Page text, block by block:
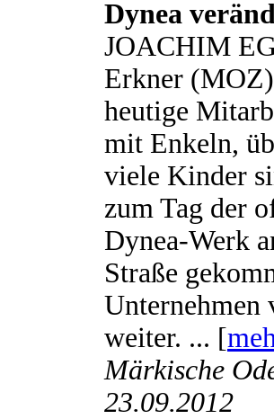
Dynea
JOACHIM
Erkner
heutige
mit Enkeln,
viele Kinder
zum Tag der
Dynea-Werk
Straße
Unternehmen
weiter. ... [
Märkische
23.09.2012